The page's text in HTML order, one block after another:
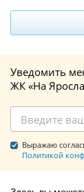
Уведомить
ЖК «На
Выражаю
Политикой